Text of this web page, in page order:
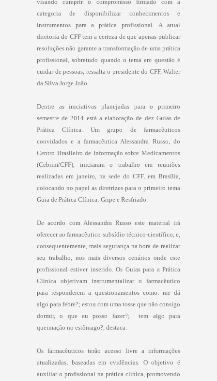
visando cumprir o compromisso firmado com a
categoria de disponibilizar conhecimentos e
instrumentos para a prática profissional. A atual
diretoria do CFF tem a certeza de que apenas publicar
resoluções não garante a transformação de uma prática
profissional, sobretudo quando o tema em questão é
cuidar de pessoas, ressalta o presidente do CFF, Walter
da Silva Jorge João.
Dentre as iniciativas planejadas para o primeiro
semestre de 2014 está a elaboração de dez Guias de
Prática Clínica. Um grupo de farmacêuticos
convidados e a farmacêutica Alessandra Russo, do
Centro Brasileiro de Informação sobre Medicamentos
(Cebrim/CFF), iniciaram o trabalho em reuniões
realizadas em janeiro, na sede do CFF, em Brasília,
colocando no papel as diretrizes para o primeiro tema
Guia de Prática Clínica: Gripe e Resfriado.
De acordo com Alessandra Russo este material irá
oferecer ao farmacêutico subsídio técnico-científico, e,
consequentemente, mais segurança na hora de realizar
seu trabalho, nos mais diversos cenários onde este
profissional estiver inserido. Os Guias para a Prática
Clínica objetivam instrumentalizar o farmacêutico
para responderem a questionamentos como: me dá
algo para febre?; estou com uma tosse que não consigo
dormir, o que eu posso fazer?; tem algo para
queimação no estômago?, destaca.
Os farmacêuticos terão acesso livre a informações
atualizadas, baseadas em evidências. O objetivo é
auxiliar o profissional na prática clínica, promovendo